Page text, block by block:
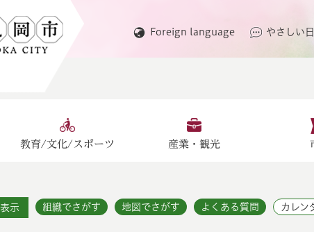
Foreign language やさしい
教育/文化/スポーツ 産業・観光
組織でさがす 地図でさがす よくある質問 カレン